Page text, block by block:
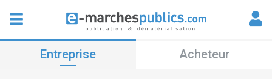
Entreprise Acheteur